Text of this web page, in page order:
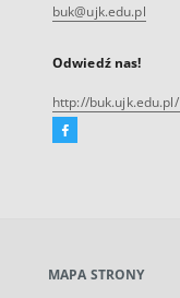
buk@ujk.edu.pl
Odwiedź nas!
http://buk.ujk.edu.pl/
Facebook
karcie
MAPA STRONY